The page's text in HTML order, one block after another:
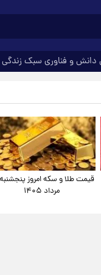
دانش و فناوری سبک زندگی
مرداد ۱۴۰۵